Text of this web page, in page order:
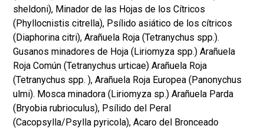
sheldoni), Minador de las Hojas de los Cítricos
(Phyllocnistis citrella), Psílido asiático de los cítricos
(Diaphorina citri), Arañuela Roja (Tetranychus spp.).
Gusanos minadores de Hoja (Liriomyza spp.) Arañuela
Roja Común (Tetranychus urticae) Arañuela Roja
(Tetranychus spp. ), Arañuela Roja Europea (Panonychus
ulmi). Mosca minadora (Liriomyza sp.) Arañuela Parda
(Bryobia rubrioculus), Psílido del Peral
(Cacopsylla/Psylla pyricola), Acaro del Bronceado